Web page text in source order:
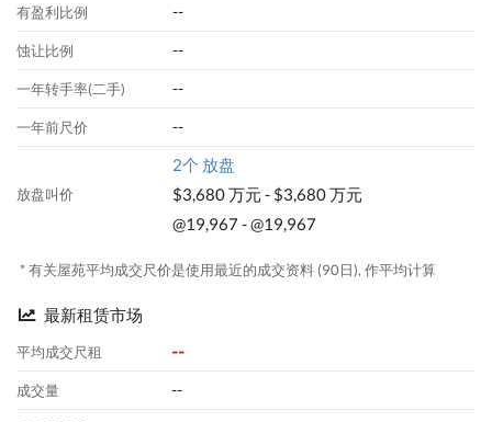
有盈利比例 --
蚀让比例 --
一年转手率(二手) --
一年前尺价 --
放盘叫价
2个 放盘
$3,680 万元 - $3,680 万元
@19,967 - @19,967
* 有关屋苑平均成交尺价是使用最近的成交资料 (90日), 作平均计算
最新租赁市场
平均成交尺租 --
成交量 --